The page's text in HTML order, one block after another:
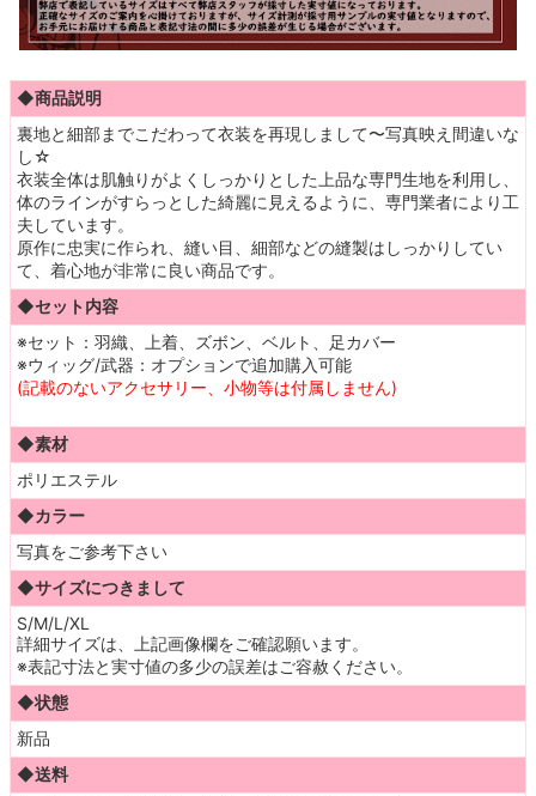
◆商品説明
裏地と細部までこだわって衣装を再現しまして〜写真映え間違いな
し☆
衣装全体は肌触りがよくしっかりとした上品な専門生地を利用し、
体のラインがすらっとした綺麗に見えるように、専門業者により工
夫しています。
原作に忠実に作られ、縫い目、細部などの縫製はしっかりしてい
て、着心地が非常に良い商品です。
◆セット内容
※セット：羽織、上着、ズボン、ベルト、足カバー
※ウィッグ/武器：オプションで追加購入可能
(記載のないアクセサリー、小物等は付属しません)
◆素材
ポリエステル
◆カラー
写真をご参考下さい
◆サイズにつきまして
S/M/L/XL
詳細サイズは、上記画像欄をご確認願います。
※表記寸法と実寸値の多少の誤差はご容赦ください。
◆状態
新品
◆送料